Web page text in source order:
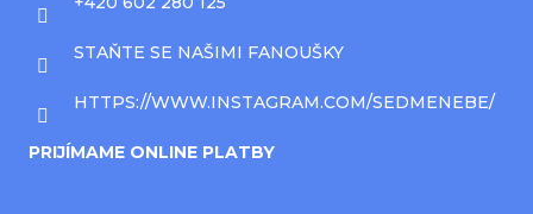
STAŇTE SE NAŠIMI FANOUŠKY
HTTPS://WWW.INSTAGRAM.COM/SEDMENEBE/
PRIJÍMAME ONLINE PLATBY